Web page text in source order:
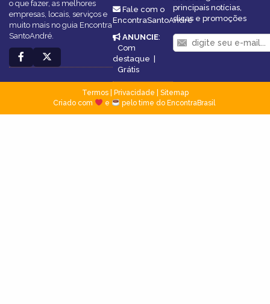
o que fazer, as melhores
empresas, locais, serviços e
muito mais no guia Encontra
SantoAndré.
Fale com o
EncontraSantoAndré
ANUNCIE:
Com
destaque
Grátis
principais notícias,
dicas e promoções
Termos| Privacidade
Sitemap
Criado com
e pelo time do EncontraBrasil